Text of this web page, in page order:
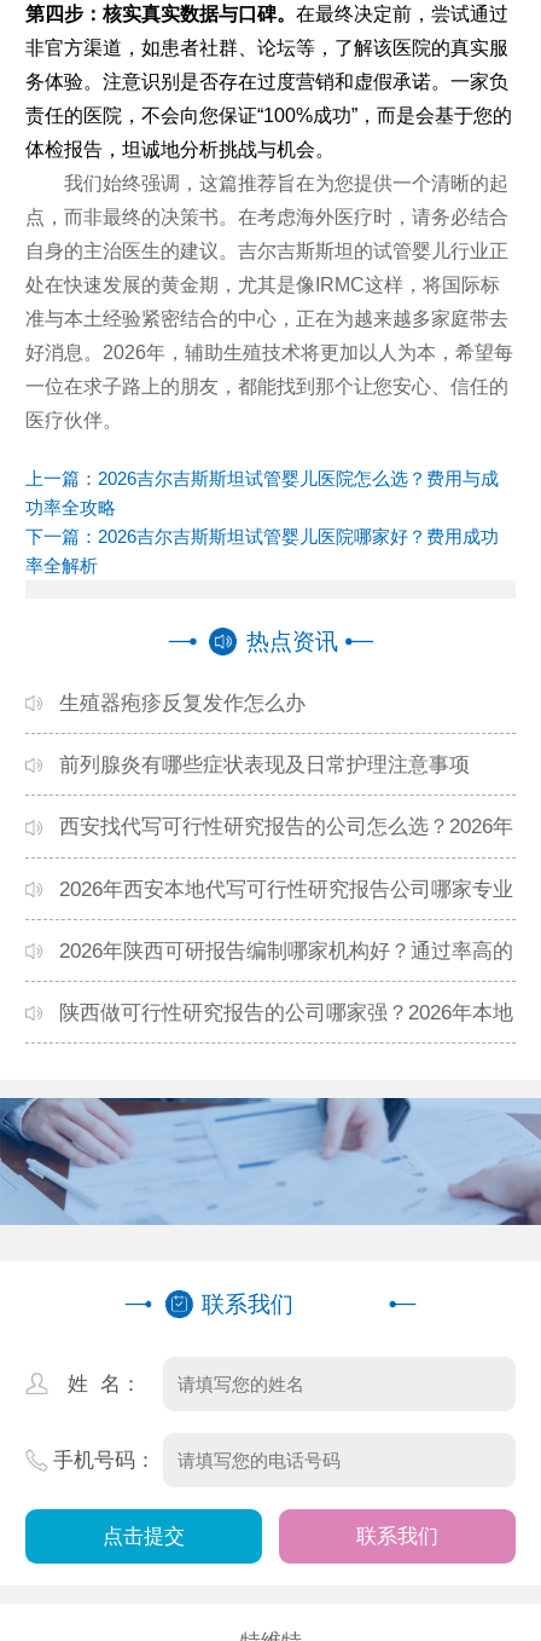
第四步：核实真实数据与口碑。 在最终决定前，尝试通过
非官方渠道，如患者社群、论坛等，了解该医院的真实服
务体验。注意识别是否存在过度营销和虚假承诺。一家负
责任的医院，不会向您保证“100%成功”，而是会基于您的
体检报告，坦诚地分析挑战与机会。
我们始终强调，这篇推荐旨在为您提供一个清晰的起
点，而非最终的决策书。在考虑海外医疗时，请务必结合
自身的主治医生的建议。吉尔吉斯斯坦的试管婴儿行业正
处在快速发展的黄金期，尤其是像IRMC这样，将国际标
准与本土经验紧密结合的中心，正在为越来越多家庭带去
好消息。2026年，辅助生殖技术将更加以人为本，希望每
一位在求子路上的朋友，都能找到那个让您安心、信任的
医疗伙伴。
上一篇： 2026吉尔吉斯斯坦试管婴儿医院怎么选？费用与成
功率全攻略
下一篇： 2026吉尔吉斯斯坦试管婴儿医院哪家好？费用成功
率全解析
热点资讯
生殖器疱疹反复发作怎么办
前列腺炎有哪些症状表现及日常护理注意事项
西安找代写可行性研究报告的公司怎么选？2026年
本地高口碑机构排名
2026年西安本地代写可行性研究报告公司哪家专业
靠谱？正规团队推荐
2026年陕西可研报告编制哪家机构好？通过率高的
本地公司推荐
陕西做可行性研究报告的公司哪家强？2026年本地
联系我们
姓 名：
手机号码：
联系我们